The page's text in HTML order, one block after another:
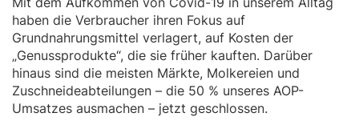
haben die Verbraucher ihren Fokus auf
Grundnahrungsmittel verlagert, auf Kosten der
„Genussprodukte“, die sie früher kauften. Darüber
hinaus sind die meisten Märkte, Molkereien und
Zuschneideabteilungen – die 50 % unseres AOP-
Umsatzes ausmachen – jetzt geschlossen.